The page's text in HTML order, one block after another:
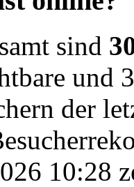
sind
und
der
10:28